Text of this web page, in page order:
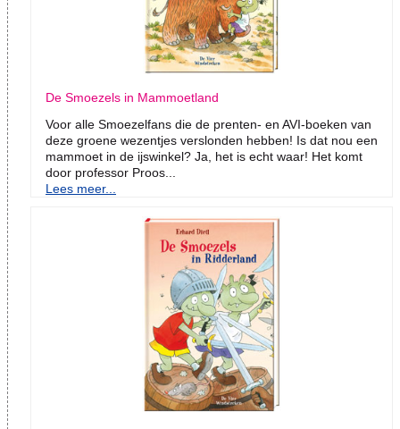
De Smoezels in Mammoetland
Voor alle Smoezelfans die de prenten- en AVI-boeken van
deze groene wezentjes verslonden hebben! Is dat nou een
mammoet in de ijswinkel? Ja, het is echt waar! Het komt
door professor Proos...
Lees meer...